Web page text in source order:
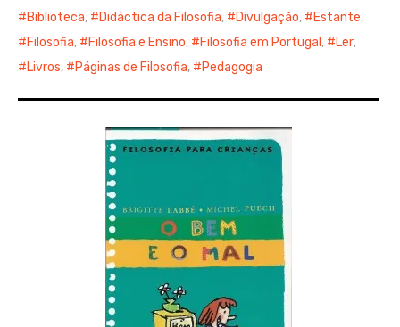
Biblioteca, Didáctica da Filosofia, Divulgação, Estante,
Filosofia, Filosofia e Ensino, Filosofia em Portugal , Ler,
Livros, Páginas de Filosofia, Pedagogia